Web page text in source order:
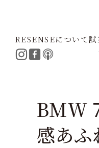
RESENSEについて
Home Journal
BMW
感あふ